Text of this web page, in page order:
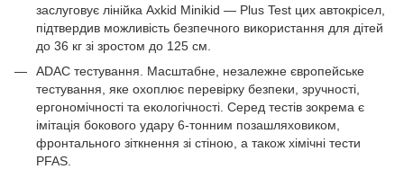
заслуговує лінійка Axkid Minikid — Plus Test цих автокрісел,
підтвердив можливість безпечного використання для дітей
до 36 кг зі зростом до 125 см.
ADAC тестування. Масштабне, незалежне європейське
тестування, яке охоплює перевірку безпеки, зручності,
ергономічності та екологічності. Серед тестів зокрема є
імітація бокового удару 6-тонним позашляховиком,
фронтального зіткнення зі стіною, а також хімічні тести
PFAS.